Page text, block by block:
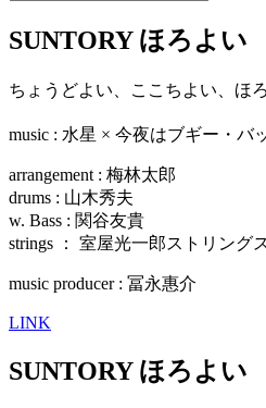
SUNTORY ほろよい
ちょうどよい、ここちよい、ほ
music : 水星 × 今夜はブギー・バ
arrangement : 梅林太郎
drums : 山木秀夫
w. Bass : 関谷友貴
strings ： 室屋光一郎ストリング
music producer : 冨永惠介
LINK
SUNTORY ほろよい